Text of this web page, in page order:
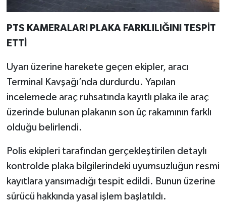
PTS KAMERALARI PLAKA FARKLILIĞINI TESPİT
ETTİ
Uyarı üzerine harekete geçen ekipler, aracı
Terminal Kavşağı’nda durdurdu. Yapılan
incelemede araç ruhsatında kayıtlı plaka ile araç
üzerinde bulunan plakanın son üç rakamının farklı
olduğu belirlendi.
Polis ekipleri tarafından gerçekleştirilen detaylı
kontrolde plaka bilgilerindeki uyumsuzluğun resmi
kayıtlara yansımadığı tespit edildi. Bunun üzerine
sürücü hakkında yasal işlem başlatıldı.